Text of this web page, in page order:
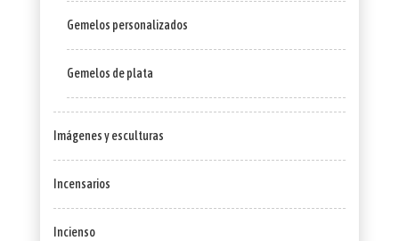
Gemelos personalizados
Gemelos de plata
Imágenes y esculturas
Incensarios
Incienso